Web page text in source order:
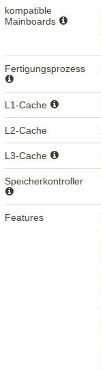
kompatible
Mainboards
Fertigungsprozess
L1-Cache
L2-Cache
L3-Cache
Speicherkontroller
Features